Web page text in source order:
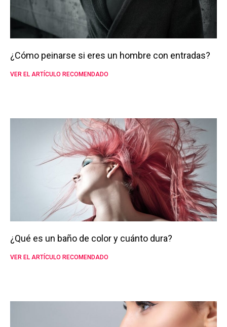
¿Cómo peinarse si eres un hombre con entradas?
VER EL ARTÍCULO RECOMENDADO
¿Qué es un baño de color y cuánto dura?
VER EL ARTÍCULO RECOMENDADO